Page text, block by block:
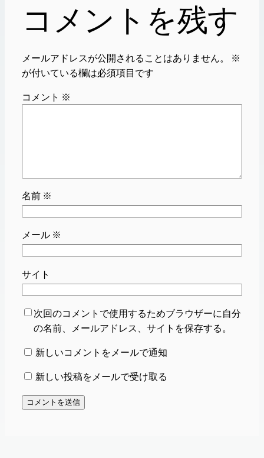
コメントを残す
メールアドレスが公開されることはありません。
※
が付いている欄は必須項目です
コメント ※
名前 ※
メール ※
サイト
次回のコメントで使用するためブラウザーに自分
の名前、メールアドレス、サイトを保存する。
新しいコメントをメールで通知
新しい投稿をメールで受け取る